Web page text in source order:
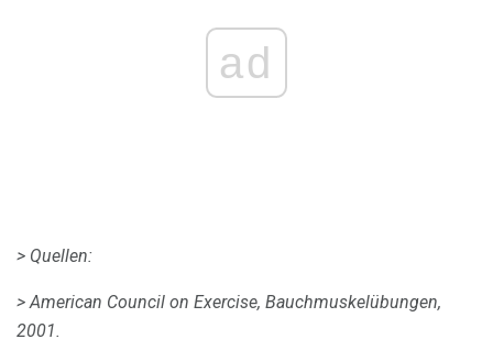
ad
> Quellen:
> American Council on Exercise, Bauchmuskelübungen,
2001.